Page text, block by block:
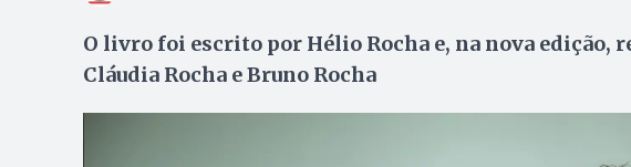
O livro foi escrito por Hélio Rocha e, na nova edição,
Cláudia Rocha e Bruno Rocha